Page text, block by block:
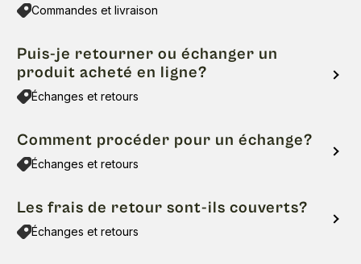
Commandes et livraison
Puis-je retourner ou échanger un
produit acheté en ligne?
Échanges et retours
Comment procéder pour un échange?
Échanges et retours
Les frais de retour sont-ils couverts?
Échanges et retours